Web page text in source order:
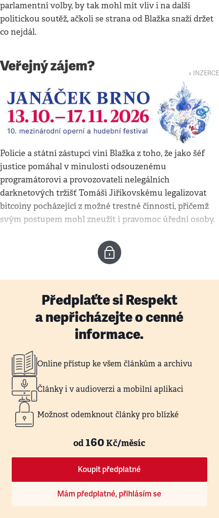
parlamentní volby, by tak mohl mít vliv i na další
politickou soutěž, ačkoli se strana od Blažka snaží držet
co nejdál.
Veřejný zájem? ↓ INZERCE
Policie a státní zástupci viní Blažka z toho, že jako šéf
justice pomáhal v minulosti odsouzenému
programátorovi a provozovateli nelegálních
darknetových tržišť Tomáši Jiřikovskému legalizovat
bitcoiny pocházející z možné trestné činnosti, přičemž
svým postupem mohl zneužít i pravomoc úřední osoby.
Předplaťte si Respekt
a nepřicházejte o cenné
informace.
Online přístup ke všem článkům a archivu
Články i v audioverzi a mobilní aplikaci
Možnost odemknout články pro blízké
od160Kč/měsíc
Koupit předplatné
Mám předplatné, přihlásím se